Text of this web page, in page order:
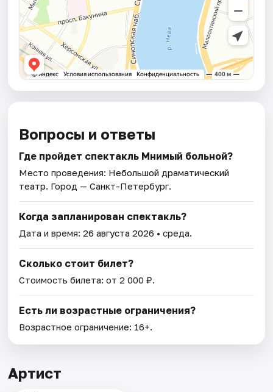
Вопросы и ответы
Где пройдет спектакль Мнимый больной?
Место проведения: Небольшой драматический
театр. Город — Санкт-Петербург.
Когда запланирован спектакль?
Дата и время:26 августа 2026 • среда.
Сколько стоит билет?
Стоимость билета: от 2 000 ₽.
Есть ли возрастные ограничения?
Возрастное ограничение: 16+.
Артист